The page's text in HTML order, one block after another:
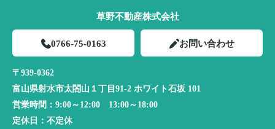
草野不動産株式会社
0766-75-0163 お問い合わせ
〒939-0362
富山県射水市太閤山１丁目91-2 ホワイト石坂 101
営業時間： 9:00～12:00 13:00～18:00
定休日： 不定休